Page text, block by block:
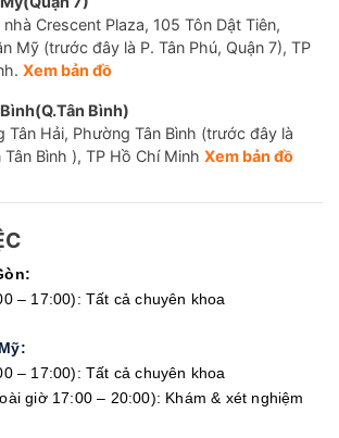
nhà Crescent Plaza, 105 Tôn Dật Tiên,
Mỹ (trước đây là P. Tân Phú, Quận 7), TP
Xem bản đồ
Bình)
Tân Hải, Phường Tân Bình (trước đây là
Tân Bình ), TP Hồ Chí Minh Xem bản đồ
– 17:00): Tất cả chuyên khoa
– 17:00): Tất cả chuyên khoa
giờ 17:00 – 20:00): Khám & xét nghiệm